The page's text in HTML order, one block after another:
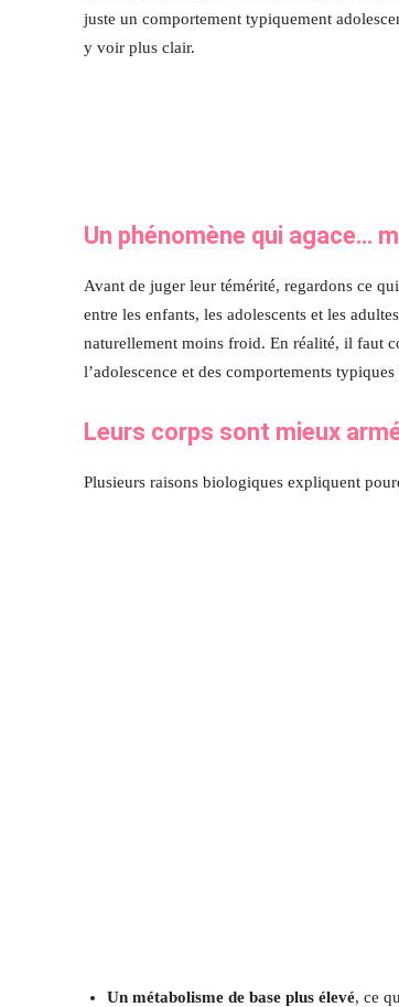
juste un comportement typiquement
y voir plus clair.
Un phénomène qui agace…
Avant de juger leur témérité, regardons ce
entre les enfants, les adolescents et les
naturellement moins froid. En réalité, il faut
l’adolescence et des comportements typiques
Leurs corps sont mieux
Plusieurs raisons biologiques expliquent
Un métabolisme de base plus élevé, ce